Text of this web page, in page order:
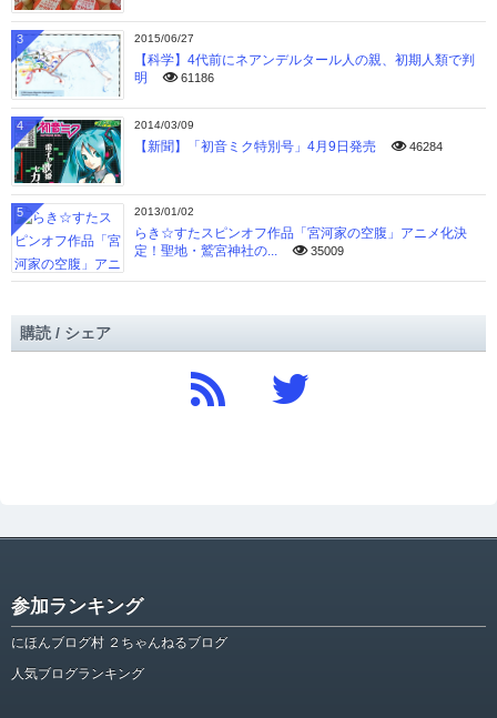
2015/06/27
【科学】4代前にネアンデルタール人の親、初期人類で判
明
61186
3
2014/03/09
【新聞】「初音ミク特別号」4月9日発売 46284
4
2013/01/02
らき☆すたスピンオフ作品「宮河家の空腹」アニメ化決
定！聖地・鷲宮神社の...
35009
5
購読 / シェア
参加ランキング
にほんブログ村 ２ちゃんねるブログ
人気ブログランキング